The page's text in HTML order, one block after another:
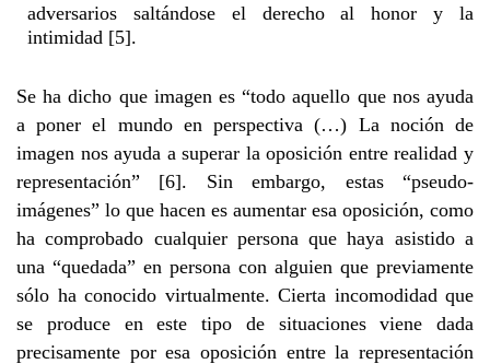
adversarios saltándose el derecho al honor y la
intimidad [5].
Se ha dicho que imagen es “todo aquello que nos ayuda
a poner el mundo en perspectiva (…) La noción de
imagen nos ayuda a superar la oposición entre realidad y
representación” [6]. Sin embargo, estas “pseudo-
imágenes” lo que hacen es aumentar esa oposición, como
ha comprobado cualquier persona que haya asistido a
una “quedada” en persona con alguien que previamente
sólo ha conocido virtualmente. Cierta incomodidad que
se produce en este tipo de situaciones viene dada
precisamente por esa oposición entre la representación